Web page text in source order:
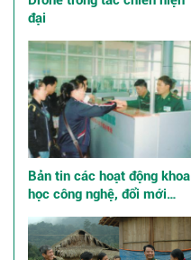
đại
Bản tin các hoạt động khoa
học công nghệ, đổi mới